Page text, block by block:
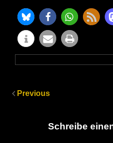
Previous
Schreibe